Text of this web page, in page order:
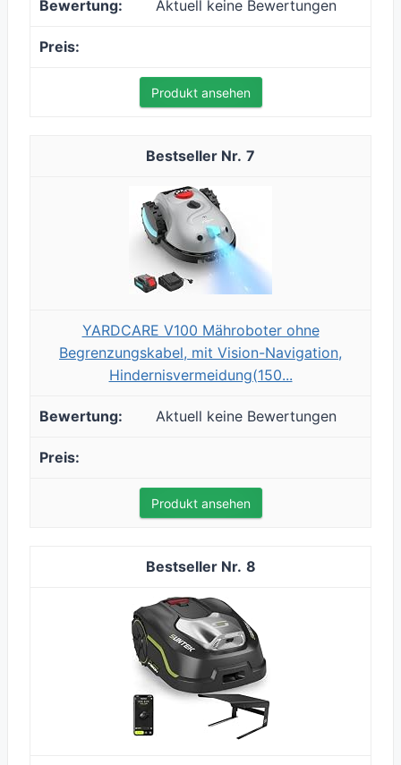
Aktuell keine Bewertungen
Produkt ansehen
7
YARDCARE V100 Mähroboter ohne
Begrenzungskabel, mit Vision-Navigation,
Hindernisvermeidung(150...
Aktuell keine Bewertungen
Produkt ansehen
8